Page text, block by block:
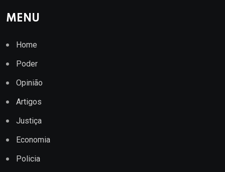
MENU
Home
Poder
Opinião
Artigos
Justiça
Economia
Policia